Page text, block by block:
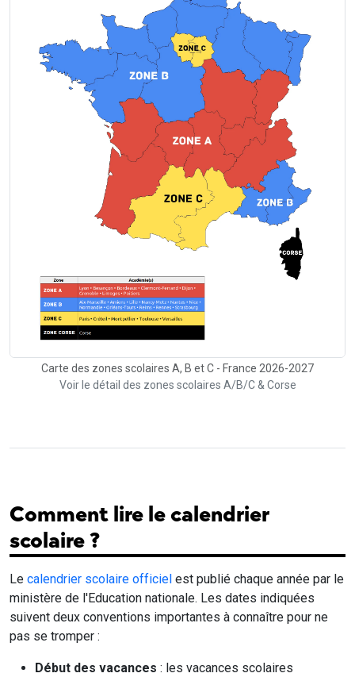
Carte des zones scolaires A, B et C - France 2026-2027
Voir le détail des zones scolaires A/B/C & Corse
Comment lire le calendrier
scolaire ?
Le calendrier scolaire officiel est publié chaque année par le
ministère de l'Education nationale. Les dates indiquées
suivent deux conventions importantes à connaître pour ne
pas se tromper :
Début des vacances : les vacances scolaires